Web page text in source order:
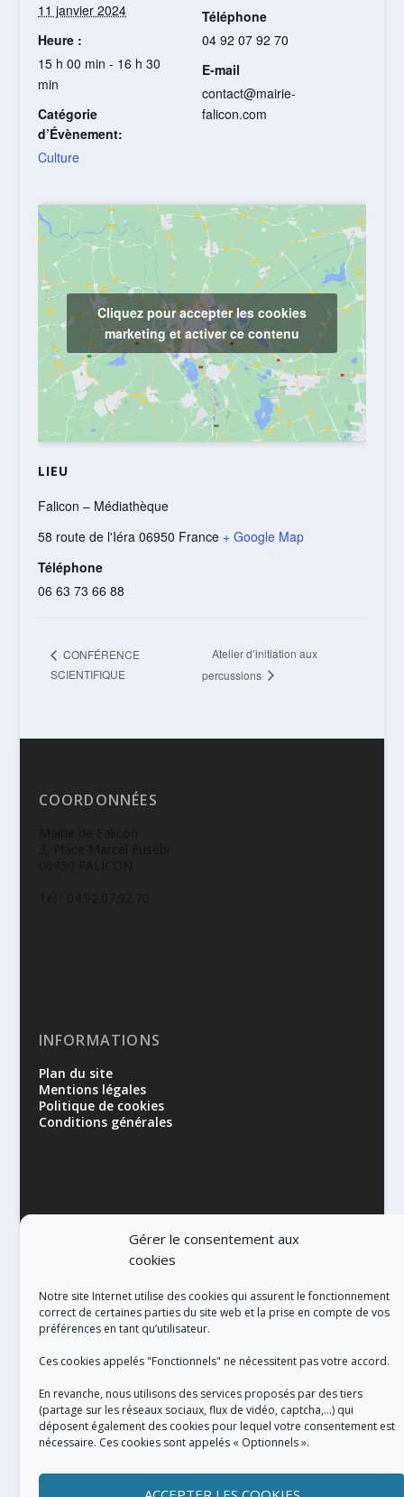
Gérer le consentement aux
cookies
Notre site Internet utilise des cookies qui assurent le fonctionnement
correct de certaines parties du site web et la prise en compte de vos
préférences en tant qu’utilisateur.
Ces cookies appelés "Fonctionnels" ne nécessitent pas votre accord.
En revanche, nous utilisons des services proposés par des tiers
(partage sur les réseaux sociaux, flux de vidéo, captcha,...) qui
déposent également des cookies pour lequel votre consentement est
nécessaire. Ces cookies sont appelés « Optionnels ».
11 janvier 2024
Heure :
15 h 00 min - 16 h 30
min
Catégorie
d’Évènement:
Culture
Téléphone
04 92 07 92 70
E-mail
contact@mairie-
falicon.com
LIEU
Falicon – Médiathèque
58 route de l'Iéra 06950 France + Google Map
Téléphone
06 63 73 66 88
Cliquez pour accepter les cookies
marketing et activer ce contenu
CONFÉRENCE
SCIENTIFIQUE
Atelier d’initiation aux
percussions
COORDONNÉES
INFORMATIONS
Plan du site
Mentions légales
Politique de cookies
Conditions générales
RÉALISATION